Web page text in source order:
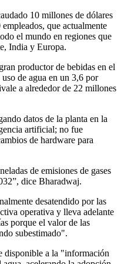
10 millones de dólares
que actualmente
el mundo en regiones que
India y Europa.
productor de bebidas en el
de agua en un 3,6 por
a alrededor de 22 millones
datos de la planta en la
artificial; no fue
de hardware para
de emisiones de gases
dice Bharadwaj.
desatendido por las
operativa y lleva adelante
porque el valor de las
subestimado".
disponible a la "información